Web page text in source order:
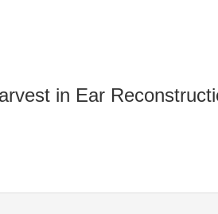
in Ear